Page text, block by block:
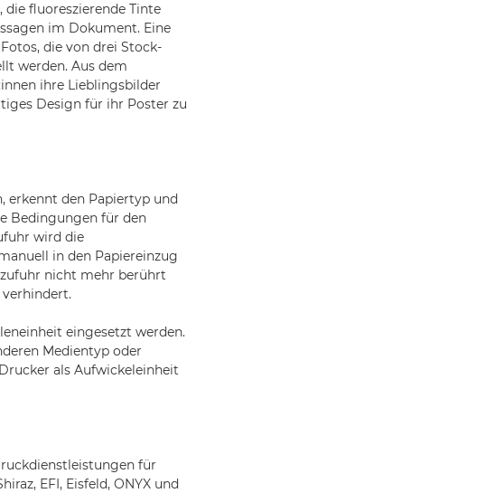
fluoreszierende Tinte
im Dokument. Eine
die von drei Stock-
werden. Aus dem
ihre Lieblingsbilder
Design für ihr Poster zu
erkennt den Papiertyp und
Bedingungen für den
wird die
in den Papiereinzug
nicht mehr berührt
eingesetzt werden.
Medientyp oder
als Aufwickeleinheit
für
EFI, Eisfeld, ONYX und